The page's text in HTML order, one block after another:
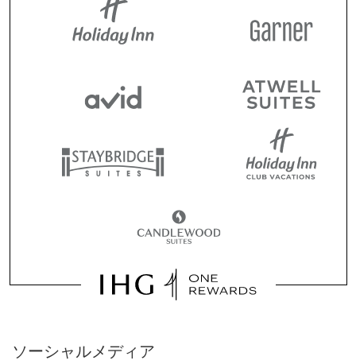
ソーシャルメディア